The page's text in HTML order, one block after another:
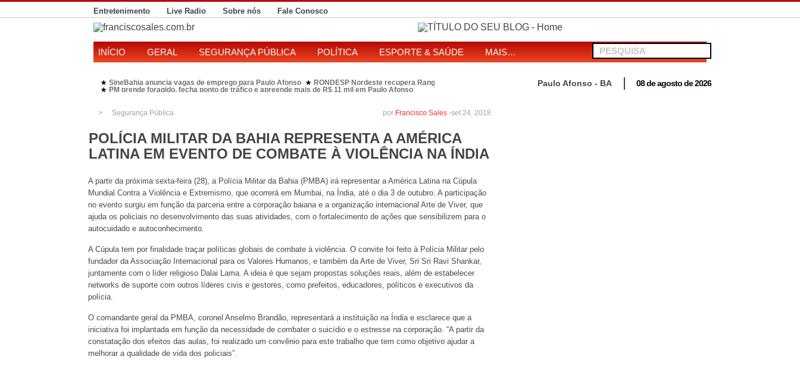
Entretenimento Live Radio Sobre nós Fale Conosco
INÍCIO GERAL SEGURANÇA PÚBLICA POLÍTICA ESPORTE & SAÚDE MAIS…
★ SineBahia anuncia vagas de emprego para Paulo Afonso ★ RONDESP Nordeste recupera Range Rover com restrição por estelionato em Antas
★ PM prende foragido, fecha ponto de tráfico e apreende mais de R$ 11 mil em Paulo Afonso
Paulo Afonso - BA 08 de agosto de 2026
Segurança Pública set 24, 2018
por Francisco Sales -
POLÍCIA MILITAR DA BAHIA REPRESENTA A AMÉRICA
LATINA EM EVENTO DE COMBATE À VIOLÊNCIA NA ÍNDIA
A partir da próxima sexta-feira (28), a Polícia Militar da Bahia (PMBA) irá representar a América Latina na Cúpula
Mundial Contra a Violência e Extremismo, que ocorrerá em Mumbai, na Índia, até o dia 3 de outubro. A participação
no evento surgiu em função da parceria entre a corporação baiana e a organização internacional Arte de Viver, que
ajuda os policiais no desenvolvimento das suas atividades, com o fortalecimento de ações que sensibilizem para o
autocuidado e autoconhecimento.
A Cúpula tem por finalidade traçar políticas globais de combate à violência. O convite foi feito à Polícia Militar pelo
fundador da Associação Internacional para os Valores Humanos, e também da Arte de Viver, Sri Sri Ravi Shankar,
juntamente com o líder religioso Dalai Lama. A ideia é que sejam propostas soluções reais, além de estabelecer
networks de suporte com outros líderes civis e gestores, como prefeitos, educadores, políticos e executivos da
polícia.
O comandante geral da PMBA, coronel Anselmo Brandão, representará a instituição na Índia e esclarece que a
iniciativa foi implantada em função da necessidade de combater o suicídio e o estresse na corporação. “A partir da
constatação dos efeitos das aulas, foi realizado um convênio para este trabalho que tem como objetivo ajudar a
melhorar a qualidade de vida dos policiais”.